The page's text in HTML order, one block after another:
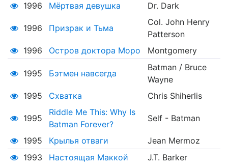
1996 Мёртвая девушка Dr. Dark
1996 Призрак и Тьма
Col. John Henry
Patterson
1996
Остров доктора Моро Montgomery
1995 Бэтмен навсегда
Batman / Bruce
Wayne
1995
Схватка Chris Shiherlis
1995
Riddle Me This: Why Is
Batman Forever?
Self - Batman
1995 Крылья отваги
Jean Mermoz
1993
Настоящая Маккой J.T. Barker